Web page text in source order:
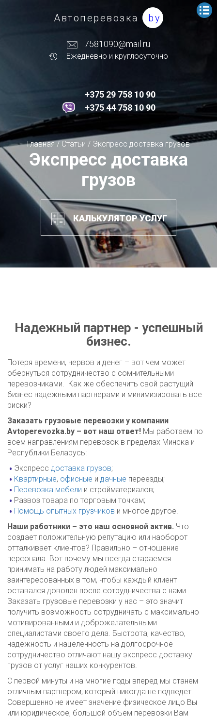
Автоперевозка .by
7581090@mail.ru
Ежедневно и круглосуточно
+375 29 758 10 90
+375 44 758 10 90
Главная/ Статьи / Экспресс доставка грузов
Экспресс доставка
грузов
КАЛЬКУЛЯТОР УСЛУГ
Надежный партнер - успешный
бизнес.
Потеря времени, нервов и денег – вот чем может
обернуться сотрудничество с сомнительными
перевозчиками. Как же обеспечить свой растущий
бизнес надежными партнерами и минимизировать все
риски?
Заказать грузовые перевозки у компании
Avtoperevozka.by – вот наш ответ! Мы работаем по
всем направлениям перевозок в пределах Минска и
Республики Беларусь:
Экспресс доставка грузов;
Квартирные, офисные и дачные переезды;
Перевозка мебели и стройматериалов;
Развоз товара по торговым точкам;
Помощь опытных грузчиков и многое другое.
Наши работники – это наш основной актив. Что
создает положительную репутацию или наоборот
отталкивает клиентов? Правильно – отношение
персонала. Вот почему мы всегда стараемся
принимать на работу людей максимально
заинтересованных в том, чтобы каждый клиент
оставался доволен после сотрудничества с нами.
Заказать грузовые перевозки у нас – это значит
получить возможность сотрудничать с максимально
мотивированными и доброжелательными
специалистами своего дела. Быстрота, качество,
надежность и нацеленность на долгосрочное
сотрудничество отличают нашу экспресс доставку
грузов от услуг наших конкурентов.
С первой минуты и на многие годы вперед мы станем
отличным партнером, который никогда не подведет.
Совершенно не имеет значение физическое лицо Вы
или юридическое, большой объем перевозки Вам